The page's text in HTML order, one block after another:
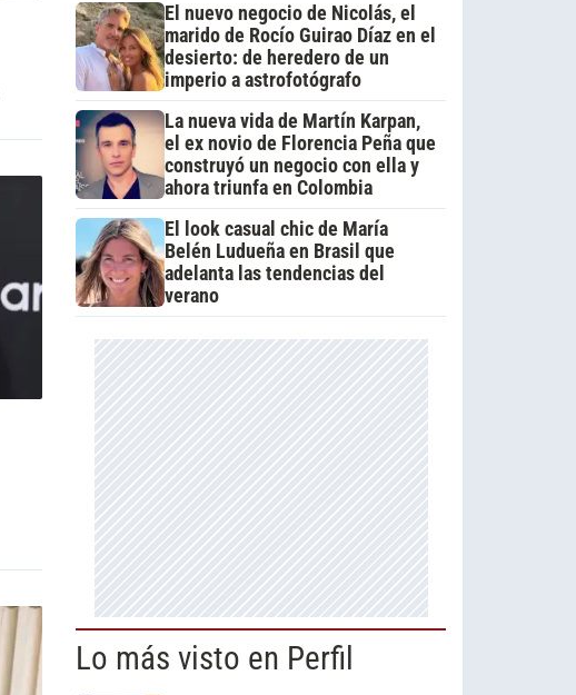
El nuevo negocio de Nicolás, el
marido de Rocío Guirao Díaz en el
desierto: de heredero de un
imperio a astrofotógrafo
La nueva vida de Martín Karpan,
el ex novio de Florencia Peña que
construyó un negocio con ella y
ahora triunfa en Colombia
El look casual chic de María
Belén Ludueña en Brasil que
adelanta las tendencias del
verano
Lo más visto en Perfil